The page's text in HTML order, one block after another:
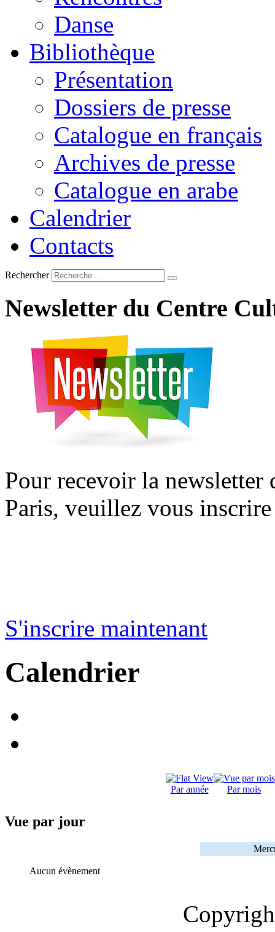
Danse
Bibliothèque
Présentation
Dossiers de presse
Catalogue en français
Archives de presse
Catalogue en arabe
Calendrier
Contacts
Rechercher
Newsletter du Centre
Pour recevoir la
Paris, veuillez vous
S'inscrire maintenant
Calendrier
Par année Par mois
Vue par jour
Aucun évènement